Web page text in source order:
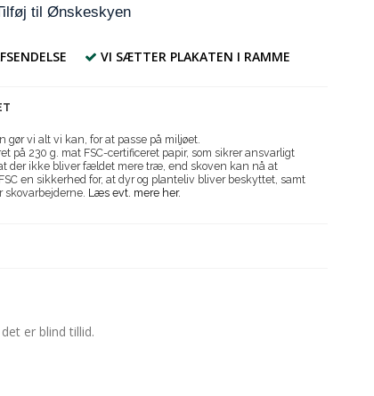
til Ønskeskyen
VI SÆTTER PLAKATEN I RAMME
gør vi alt vi kan, for at passe på miljøet.
på 230 g. mat FSC-certificeret papir, som sikrer ansvarligt
der ikke bliver fældet mere træ, end skoven kan nå at
en sikkerhed for, at dyr og planteliv bliver beskyttet, samt
skovarbejderne. Læs evt. mere her.
er blind tillid.